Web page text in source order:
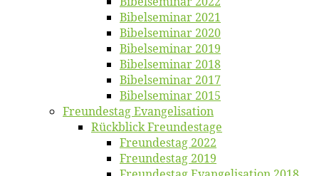
Bi­bel­se­mi­nar 2021
Bi­bel­se­mi­nar 2020
Bi­bel­se­mi­nar 2019
Bi­bel­se­mi­nar 2018
Bibelsemi­nar 2017
Bibelsemi­nar 2015
Freun­des­tag Evangelisation
Rück­blick Freundestage
Freun­des­tag 2022
Freun­des­tag 2019